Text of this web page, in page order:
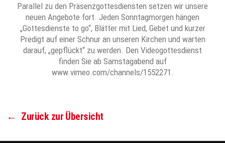
Parallel zu den Präsenzgottesdiensten setzen wir unsere
neuen Angebote fort. Jeden Sonntagmorgen hängen
„Gottesdienste to go“, Blätter mit Lied, Gebet und kurzer
Predigt auf einer Schnur an unseren Kirchen und warten
darauf, „gepflückt“ zu werden. Den Videogottesdienst
finden Sie ab Samstagabend auf
www.vimeo.com/channels/1552271.
← Zurück zur Übersicht